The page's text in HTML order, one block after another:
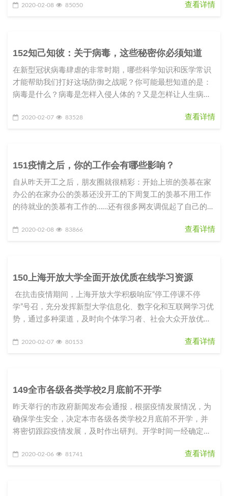
2020-02-08 85050 查看详情
152知己知彼：关于病毒，这些秘密你必须知道
在新型冠状病毒肆虐的非常时期，哪些科学知识和医学常识
才能帮助我们打好这场防御之战呢？你可能最想知道的是：
病毒是什么？病毒是怎样入侵人体的？又是怎样让人生病
2020-02-07 83528 查看详情
151疫情之后，你的工作会有哪些影响？
自从昨天开工之后，朋友圈就很精彩：开始上班的羡慕在家
办公的在家办公的羡慕还没开工的下周复工的羡慕不用工作
的待就业的羡慕有工作的……还有很多网友调侃起了自己的职
2020-02-08 83866 查看详情
150上海开放大学全面开放优质在线学习资源
在抗击疫情期间，上海开放大学积极响应“停工停课不停
学”号召，充分发挥新型大学信息化、数字化和互联网学习优
势，通过多种渠道，及时向个体学习者、社会大众开放优质
2020-02-07 80153 查看详情
149全市各级各类学校2月底前不开学
昨天举行的市政府新闻发布会通报，根据疫情发展情况，为
确保学生安全，决定本市各级各类学校2月底前不开学，并
将密切跟踪疫情发展，及时作出研判。开学时间一经确定，
2020-02-06 81741 查看详情